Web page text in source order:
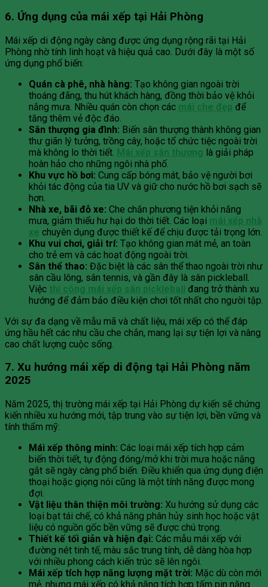
6. Ứng dụng của mái xếp tại Hải Phòng
Mái xếp di động ngày càng được ứng dụng rộng rãi tại Hải
Phòng nhờ tính linh hoạt và hiệu quả cao. Dưới đây là một số
ứng dụng phổ biến:
Quán cà phê, nhà hàng: Tạo không gian ngoài trời
thoáng đãng, thu hút khách hàng, đồng thời bảo vệ khỏi
nắng mưa. Nhiều quán còn chọn các mái che đẹp để
tăng thêm vẻ độc đáo.
Sân thượng gia đình: Biến sân thượng thành không gian
thư giãn lý tưởng, trồng cây, hoặc tổ chức tiệc ngoài trời
mà không lo thời tiết. Mái xếp sân thượng là giải pháp
hoàn hảo cho những ngôi nhà phố.
Khu vực hồ bơi: Cung cấp bóng mát, bảo vệ người bơi
khỏi tác động của tia UV và giữ cho nước hồ bơi sạch sẽ
hơn.
Nhà xe, bãi đỗ xe: Che chắn phương tiện khỏi nắng
mưa, giảm thiểu hư hại do thời tiết. Các loại mái xếp nhà
xe chuyên dụng được thiết kế để chịu được tải trọng lớn.
Khu vui chơi, giải trí: Tạo không gian mát mẻ, an toàn
cho trẻ em và các hoạt động ngoài trời.
Sân thể thao: Đặc biệt là các sân thể thao ngoài trời như
sân cầu lông, sân tennis, và gần đây là sân pickleball.
Việc thi công mái xếp sân pickleball đang trở thành xu
hướng để đảm bảo điều kiện chơi tốt nhất cho người tập.
Với sự đa dạng về mẫu mã và chất liệu, mái xếp có thể đáp
ứng hầu hết các nhu cầu che chắn, mang lại sự tiện lợi và nâng
cao chất lượng cuộc sống.
7. Xu hướng mái xếp di động tại Hải Phòng năm
2025
Năm 2025, thị trường mái xếp tại Hải Phòng dự kiến sẽ chứng
kiến nhiều xu hướng mới, tập trung vào sự tiện lợi, bền vững và
tính thẩm mỹ:
Mái xếp thông minh: Các loại mái xếp tích hợp cảm
biến thời tiết, tự động đóng/mở khi trời mưa hoặc nắng
gắt sẽ ngày càng phổ biến. Điều khiển qua ứng dụng điện
thoại hoặc giọng nói cũng là một tính năng được mong
đợi.
Vật liệu thân thiện môi trường: Xu hướng sử dụng các
loại bạt tái chế, có khả năng phân hủy sinh học hoặc vật
liệu có nguồn gốc bền vững sẽ được chú trọng.
Thiết kế tối giản và hiện đại: Các mẫu mái xếp với
đường nét tinh tế, màu sắc trung tính, dễ dàng hòa hợp
với nhiều phong cách kiến trúc sẽ lên ngôi.
Mái xếp tích hợp năng lượng mặt trời: Mặc dù còn mới
mẻ, nhưng mái xếp có khả năng tích hợp tấm pin năng